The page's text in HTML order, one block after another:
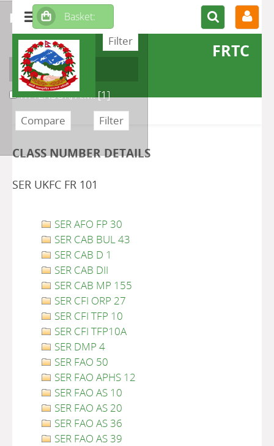
FRTC
CLASS NUMBER DETAILS
SER UKFC FR 101
SER AFO FP 30
SER CAB BUL 43
SER CAB D 1
SER CAB DII
SER CAB MP 155
SER CFI ORP 27
SER CFI TFP 10
SER CFI TFP10A
SER DMP 4
SER FAO 50
SER FAO APHS 12
SER FAO AS 10
SER FAO AS 20
SER FAO AS 36
SER FAO AS 39
refine or compare
Author
TITTENSOR, A.M.[1]